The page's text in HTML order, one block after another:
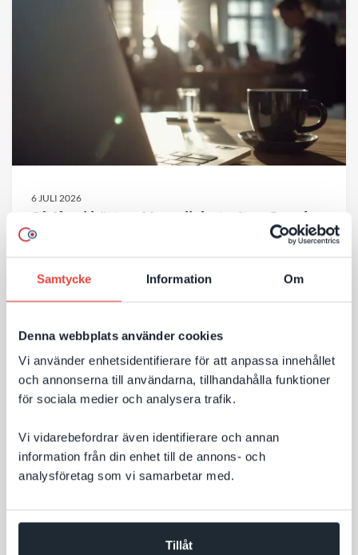
Samtycke Information Om
Denna webbplats använder cookies
Vi använder enhetsidentifierare för att anpassa innehållet
och annonserna till användarna, tillhandahålla funktioner
för sociala medier och analysera trafik.
Vi vidarebefordrar även identifierare och annan
information från din enhet till de annons- och
analysföretag som vi samarbetar med.
Tillåt
6 JULI 2026
Så får ni bättre AI‑synlighet efter Googles
nya riktlinjer
Många företag funderar på hur AI‑sök påverkar deras
tidigare? Google har nu publicerat tydligare riktlinjer
för AI‑sök – och budskapet är: mycket av det som
redan skapar en bra webbplats är fortfarande
avgörande för synligheten.
Till nyheten